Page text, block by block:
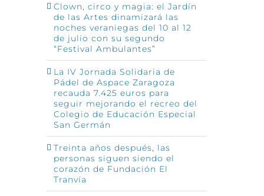
Clown, circo y magia: el Jardín
de las Artes dinamizará las
noches veraniegas del 10 al 12
de julio con su segundo
“Festival Ambulantes”
La IV Jornada Solidaria de
Pádel de Aspace Zaragoza
recauda 7.425 euros para
seguir mejorando el recreo del
Colegio de Educación Especial
San Germán
Treinta años después, las
personas siguen siendo el
corazón de Fundación El
Tranvía